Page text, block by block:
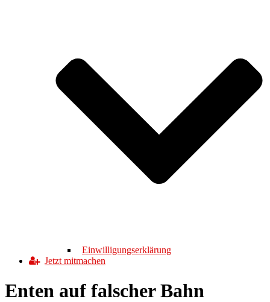
Einwilligungserklärung
Jetzt mitmachen
Enten auf falscher Bahn